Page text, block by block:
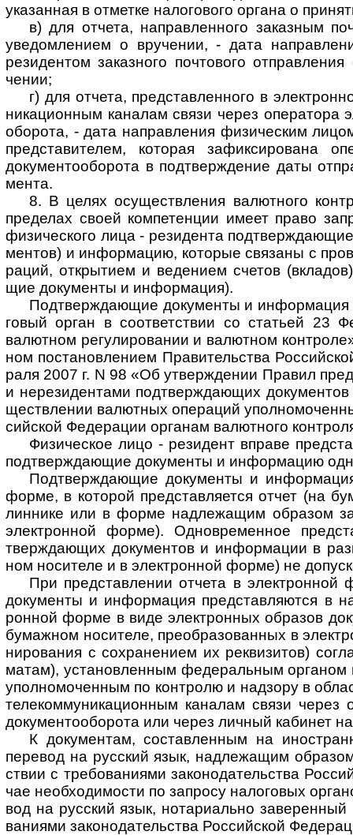
ука­зан­ная в отме­тке нало­го­вого органа о
в) для отчета, направленного заказным
уве­дом­ле­нием о вру­че­нии, - дата
рези­ден­том заказ­ного поч­то­вого
чении;
г) для отчета, представленного в
ни­ка­ци­он­ным кана­лам связи через опе­ра­тора
обо­рота, - дата нап­рав­ле­ния физи­чес­ким
пред­ста­ви­те­лем, кото­рая зафик­си­ро­вана
доку­мен­то­обо­рота в под­тверж­де­ние даты
мента.
8. В целях осуществления валютного
пре­де­лах своей ком­пе­тен­ции имеет право
физи­чес­кого лица - рези­дента
мен­тов) и инфор­ма­цию, кото­рые свя­заны с
ра­ций, откры­тием и веде­нием сче­тов
щие доку­менты и инфор­мация).
Подтверждающие документы и информация
го­вый орган в соот­вет­ст­вии со ста­тьей 23
валют­ном регу­ли­ро­ва­нии и валют­ном
ном поста­нов­ле­нием Пра­ви­тель­ства
раля 2007 г. N 98 «Об утверж­де­нии Пра­вил
и нере­зи­ден­тами подт­верж­даю­щих
щест­вле­нии валют­ных опе­ра­ций
сий­ской Феде­ра­ции орга­нам валют­ного
Физическое лицо - резидент вправе
под­тверж­даю­щие доку­менты и инфор­ма­цию
Подтверждающие документы и
форме, в кото­рой пред­став­ля­ется отчет (на
лин­нике или в форме над­лежа­щим обра­зом
эле­кт­рон­ной форме). Одно­вре­мен­ное
тверж­даю­щих доку­мен­тов и инфор­ма­ции в
ном носи­теле и в элект­рон­ной форме) не
При представлении отчета в
доку­менты и инфор­ма­ция пред­став­ля­ются в
рон­ной форме в виде элект­рон­ных обра­зов
бумаж­ном носи­теле, пре­об­ра­зо­ван­ных в
ни­ро­вания с сохра­не­нием их рек­ви­зи­тов)
ма­там), уста­нов­лен­ным феде­раль­ным орга­ном
упол­но­мо­чен­ным по конт­ролю и над­зору в
теле­ком­му­ни­ка­ци­он­ным кана­лам связи через
доку­мен­то­обо­рота или через лич­ный каби­нет
К документам, составленным на
пере­вод на рус­ский язык, над­ле­жа­щим
ст­вии с тре­бо­ва­ни­ями зако­но­да­тель­ства
чае необ­хо­ди­мо­сти по зап­росу нало­го­вых
вод на рус­ский язык, нота­ри­ально
ва­ни­ями зако­но­да­тель­ства Рос­сий­ской